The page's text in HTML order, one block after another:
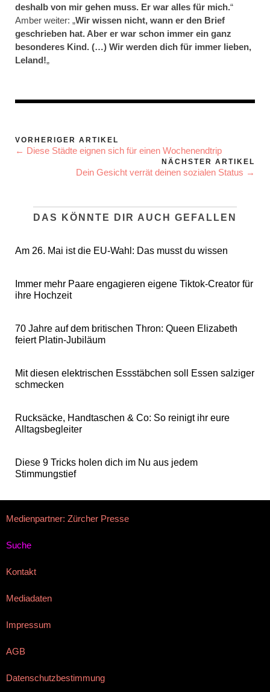
deshalb von mir gehen muss. Er war alles für mich.“
Amber weiter: „Wir wissen nicht, wann er den Brief
geschrieben hat. Aber er war schon immer ein ganz
besonderes Kind. (…) Wir werden dich für immer lieben,
Leland!„
VORHERIGER ARTIKEL
← Diese Städte eignen sich für einen Wochenendtrip
NÄCHSTER ARTIKEL
Dein Gesicht verrät deinen sozialen Status →
DAS KÖNNTE DIR AUCH GEFALLEN
Am 26. Mai ist die EU-Wahl: Das musst du wissen
Immer mehr Paare engagieren eigene Tiktok-Creator für
ihre Hochzeit
70 Jahre auf dem britischen Thron: Queen Elizabeth
feiert Platin-Jubiläum
Mit diesen elektrischen Essstäbchen soll Essen salziger
schmecken
Rucksäcke, Handtaschen & Co: So reinigt ihr eure
Alltagsbegleiter
Diese 9 Tricks holen dich im Nu aus jedem
Stimmungstief
Medienpartner: Zürcher Presse
Suche
Kontakt
Mediadaten
Impressum
AGB
Datenschutzbestimmung